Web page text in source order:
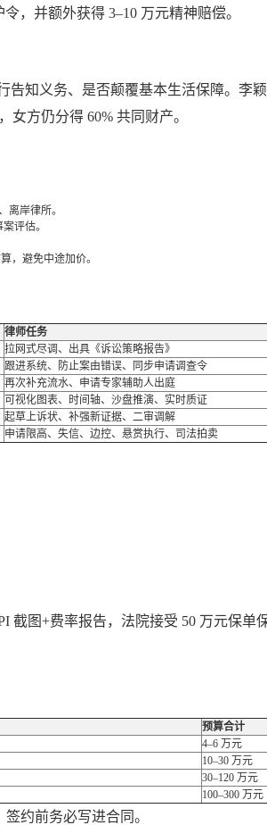
，并额外获得 3–10 万元精神赔偿。
告知义务、是否颠覆基本生活保障。李
方仍分得 60% 共同财产。
离岸律所。
评估。
，避免中途加价。
律师任务
拉网式尽调、出具《诉讼策略报告》
跟进系统、防止案由错误、同步申请调查令
再次补充流水、申请专家辅助人出庭
可视化图表、时间轴、沙盘推演、实时质证
起草上诉状、补强新证据、二审调解
申请限高、失信、边控、悬赏执行、司法拍卖
截图+费率报告，法院接受 50 万元保单
预算合计
4–6 万元
10–30 万元
30–120 万元
100–300 万元
约前务必写进合同。